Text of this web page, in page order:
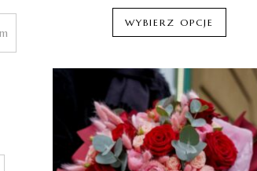
WYBIERZ OPCJE